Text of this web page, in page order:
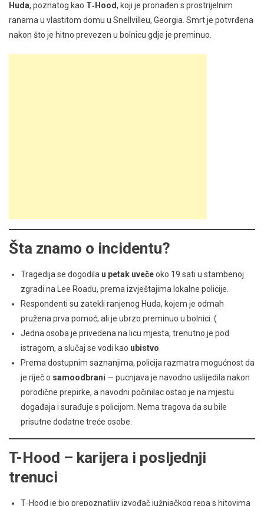
Huda, poznatog kao T‑Hood, koji je pronađen s prostrijelnim
ranama u vlastitom domu u Snellvilleu, Georgia. Smrt je potvrđena
nakon što je hitno prevezen u bolnicu gdje je preminuo.
Šta znamo o incidentu?
Tragedija se dogodila u petak uvečeoko 19 sati u stambenoj
zgradi na Lee Roadu, prema izvještajima lokalne policije.
Respondenti su zatekli ranjenog Huda, kojem je odmah
pružena prva pomoć, ali je ubrzo preminuo u bolnici. (
Jedna osoba je privedena na licu mjesta, trenutno je pod
istragom, a slučaj se vodi kao ubistvo.
Prema dostupnim saznanjima, policija razmatra mogućnost da
je riječ o samoodbrani — pucnjava je navodno uslijedila nakon
porodične prepirke, a navodni počinilac ostao je na mjestu
događaja i surađuje s policijom. Nema tragova da su bile
prisutne dodatne treće osobe.
T-Hood – karijera i posljednji
trenuci
T‑Hood je bio prepoznatljiv izvođač južnjačkog repa s hitovima